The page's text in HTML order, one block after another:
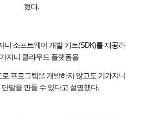
혔다.
니 소프트웨어 개발 키트(SDK)를 제공하
지니 클라우드 플랫폼을
프로그램을 개발하지 않고도 기가지니
단말을 만들 수 있다고 설명했다.